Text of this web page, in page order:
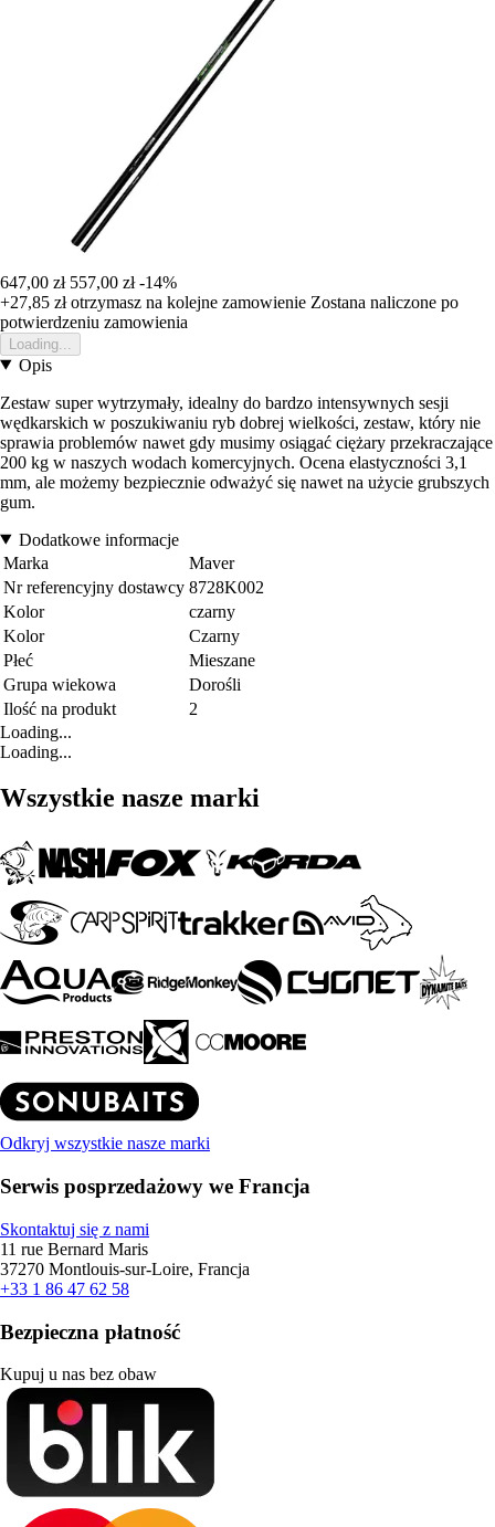
647,00 zł 557,00 zł -14%
+27,85 złotrzymasz na kolejne zamowienie Zostana naliczone po
potwierdzeniu zamowienia
Loading...
Opis
Zestaw super wytrzymały, idealny do bardzo intensywnych sesji
wędkarskich w poszukiwaniu ryb dobrej wielkości, zestaw, który nie
sprawia problemów nawet gdy musimy osiągać ciężary przekraczające
200 kg w naszych wodach komercyjnych. Ocena elastyczności 3,1
mm, ale możemy bezpiecznie odważyć się nawet na użycie grubszych
gum.
Dodatkowe informacje
Marka
Maver
Nr referencyjny dostawcy 8728K002
Kolor
czarny
Kolor
Czarny
Płeć
Mieszane
Grupa wiekowa
Dorośli
Ilość na produkt
2
Loading...
Loading...
Wszystkie nasze marki
Odkryj wszystkie nasze marki
Serwis posprzedażowy we Francja
Skontaktuj się z nami
11 rue Bernard Maris
37270 Montlouis-sur-Loire, Francja
+33 1 86 47 62 58
Bezpieczna płatność
Kupuj u nas bez obaw